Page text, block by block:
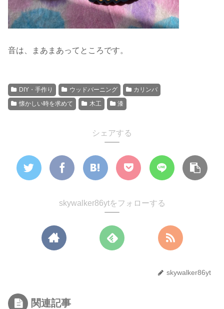
音は、まあまあってところです。
DIY・手作り ウッドバーニング
カリンバ
懐かしい時を求めて
木工 漆
シェアする
skywalker86ytをフォローする
skywalker86yt
関連記事